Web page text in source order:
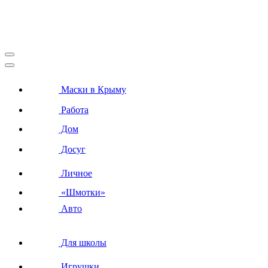
Маски в Крыму
Работа
Дом
Досуг
Личное
«Шмотки»
Авто
Для школы